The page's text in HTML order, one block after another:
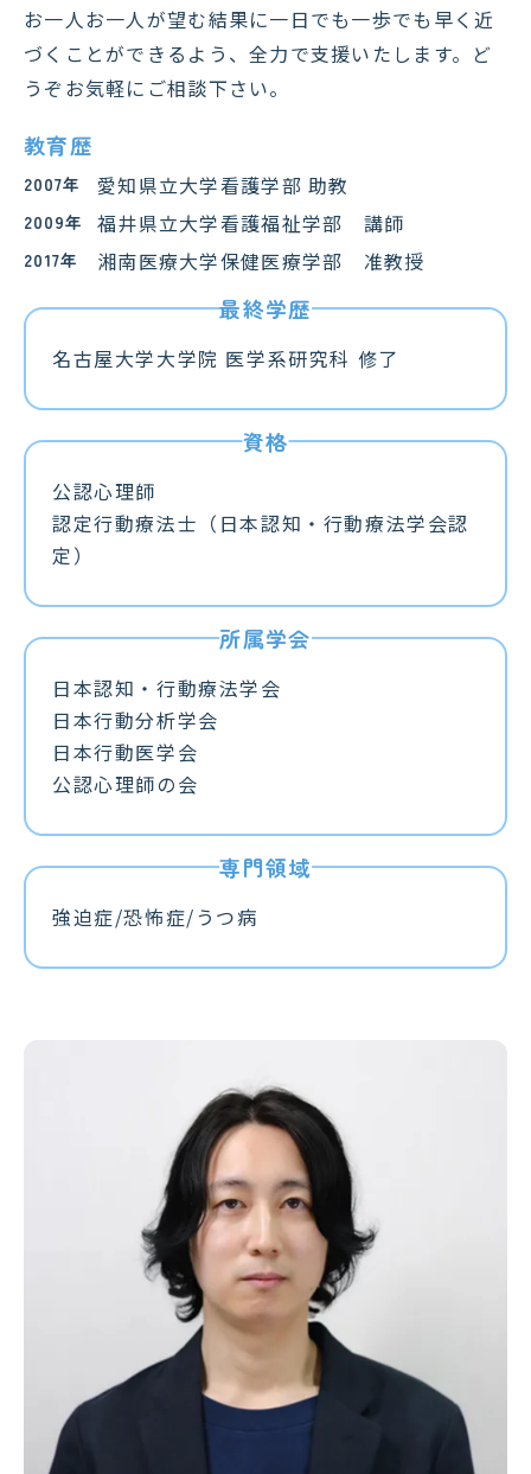
お一人お一人が望む結果に一日でも一歩でも早く近
づくことができるよう、全力で支援いたします。ど
うぞお気軽にご相談下さい。
教育歴
2007年 愛知県立大学看護学部 助教
2009年 福井県立大学看護福祉学部 講師
2017年 湘南医療大学保健医療学部 准教授
名古屋大学大学院 医学系研究科 修了
公認心理師
認定行動療法士（日本認知・行動療法学会認
定）
日本認知・行動療法学会
日本行動分析学会
日本行動医学会
公認心理師の会
強迫症/恐怖症/うつ病